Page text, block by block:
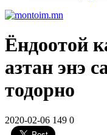
Ёндоотой
азтан энэ
тодорно
2020-02-06 149 0